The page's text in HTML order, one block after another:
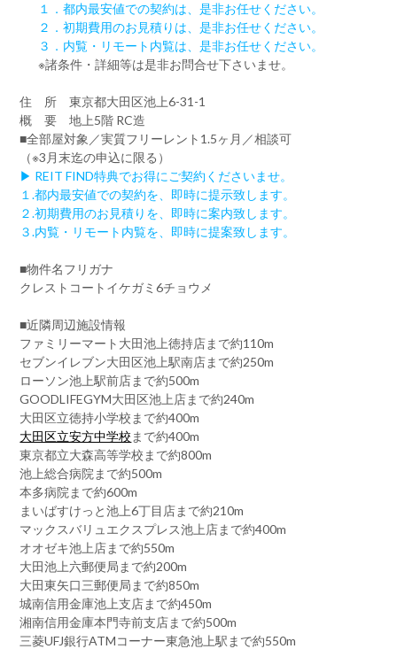
１．都内最安値での契約は、是非お任せください。
２．初期費用のお見積りは、是非お任せください。
３．内覧・リモート内覧は、是非お任せください。
※諸条件・詳細等は是非お問合せ下さいませ。
住 所 東京都大田区池上6-31-1
概 要 地上5階 RC造
■全部屋対象／実質フリーレント1.5ヶ月／相談可
（※3月末迄の申込に限る）
▶ REIT FIND特典でお得にご契約くださいませ。
１.都内最安値での契約を、即時に提示致します。
２.初期費用のお見積りを、即時に案内致します。
３.内覧・リモート内覧を、即時に提案致します。
■物件名フリガナ
クレストコートイケガミ6チョウメ
■近隣周辺施設情報
ファミリーマート大田池上徳持店まで約110m
セブンイレブン大田区池上駅南店まで約250m
ローソン池上駅前店まで約500m
GOODLIFEGYM大田区池上店まで約240m
大田区立徳持小学校まで約400m
大田区立安方中学校 まで約400m
東京都立大森高等学校まで約800m
池上総合病院まで約500m
本多病院まで約600m
まいばすけっと池上6丁目店まで約210m
マックスバリュエクスプレス池上店まで約400m
オオゼキ池上店まで約550m
大田池上六郵便局まで約200m
大田東矢口三郵便局まで約850m
城南信用金庫池上支店まで約450m
湘南信用金庫本門寺前支店まで約500m
三菱UFJ銀行ATMコーナー東急池上駅まで約550m